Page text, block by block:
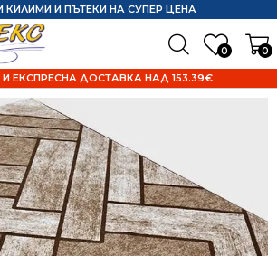
0 0
КИЛИМИ И ПЪТЕКИ НА СУПЕР ЦЕНА
ЕКСПРЕСНА ДОСТАВКА НАД 153.39€